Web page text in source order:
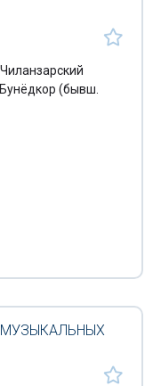
(бывш.
МУЗЫКАЛЬНЫХ